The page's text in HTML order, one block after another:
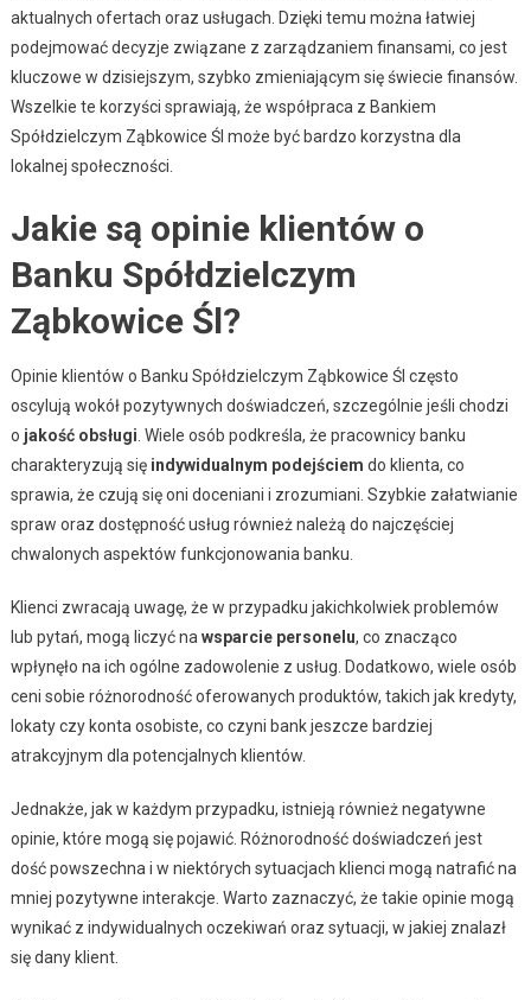
aktualnych ofertach oraz usługach. Dzięki temu można łatwiej
podejmować decyzje związane z zarządzaniem finansami, co jest
kluczowe w dzisiejszym, szybko zmieniającym się świecie finansów.
Wszelkie te korzyści sprawiają, że współpraca z Bankiem
Spółdzielczym Ząbkowice Śl może być bardzo korzystna dla
lokalnej społeczności.
Jakie są opinie klientów o
Banku Spółdzielczym
Ząbkowice Śl?
Opinie klientów o Banku Spółdzielczym Ząbkowice Śl często
oscylują wokół pozytywnych doświadczeń, szczególnie jeśli chodzi
o jakość obsługi . Wiele osób podkreśla, że pracownicy banku
charakteryzują się indywidualnym podejściem do klienta, co
sprawia, że czują się oni doceniani i zrozumiani. Szybkie załatwianie
spraw oraz dostępność usług również należą do najczęściej
chwalonych aspektów funkcjonowania banku.
Klienci zwracają uwagę, że w przypadku jakichkolwiek problemów
lub pytań, mogą liczyć na wsparcie personelu, co znacząco
wpłynęło na ich ogólne zadowolenie z usług. Dodatkowo, wiele osób
ceni sobie różnorodność oferowanych produktów, takich jak kredyty,
lokaty czy konta osobiste, co czyni bank jeszcze bardziej
atrakcyjnym dla potencjalnych klientów.
Jednakże, jak w każdym przypadku, istnieją również negatywne
opinie, które mogą się pojawić. Różnorodność doświadczeń jest
dość powszechna i w niektórych sytuacjach klienci mogą natrafić na
mniej pozytywne interakcje. Warto zaznaczyć, że takie opinie mogą
wynikać z indywidualnych oczekiwań oraz sytuacji, w jakiej znalazł
się dany klient.